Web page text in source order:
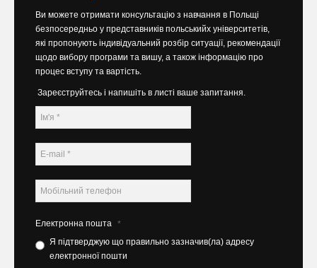
Ви можете отримати консультацію з навчання в Польщі
безпосередньо у представників польськийх університетів,
які пропонують індивідуальний розбір ситуації, рекомендації
щодо вибору програми та вишу, а також інформацію про
процес вступу та вартість.
Зареєструйтесь і напишіть в листі ваше запитання.
Електронна пошта *
Я підтверджую що правильно зазначив(ла) адресу
електронної пошти